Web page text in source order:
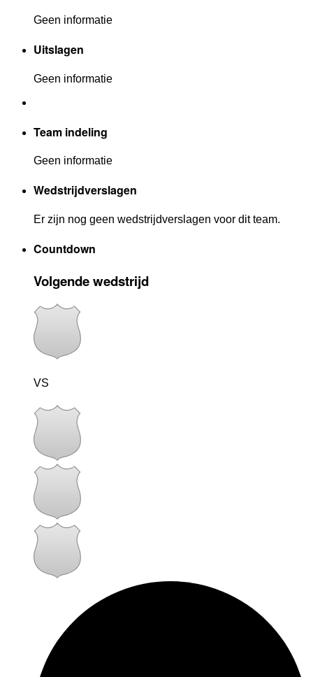
Geen informatie
Uitslagen
Geen informatie
Team indeling
Geen informatie
Wedstrijdverslagen
Er zijn nog geen wedstrijdverslagen voor dit team.
Countdown
Volgende wedstrijd
VS